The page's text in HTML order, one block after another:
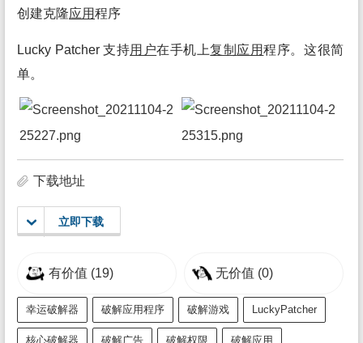
创建克隆应用程序
Lucky Patcher 支持用户在手机上复制 应用程序。这很简
单。
下载地址
立即下载
有价值 (19) 无价值 (0)
幸运破解器 破解应用程序 破解游戏 LuckyPatcher
核心破解器 破解广告 破解权限 破解应用